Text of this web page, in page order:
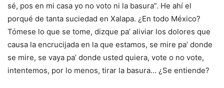
sé, pos en mi casa yo no voto ni la basura”. He ahí el
porqué de tanta suciedad en Xalapa. ¿En todo México?
Tómese lo que se tome, dizque pa’ aliviar los dolores que
causa la encrucijada en la que estamos, se mire pa’ donde
se mire, se vaya pa’ donde usted quiera, vote o no vote,
intentemos, por lo menos, tirar la basura… ¿Se entiende?